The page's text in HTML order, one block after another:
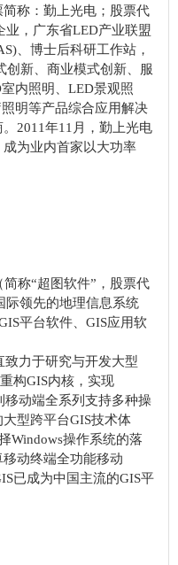
称：勤上光电；股票代
业，广东省LED产业联盟
、博士后科研工作站，
创新、商业模式创新、服
内照明、LED景观照
明等产品综合应用解决
2011年11月，勤上光电
为业内首家以大功率
称“超图软件”，股票代
际领先的地理信息系统
平台软件、GIS应用软
致力于研究与开发大型
构GIS内核，实现
移动端全系列支持多种操
型跨平台GIS技术体
Windows操作系统的落
动终端全功能移动
已成为中国主流的GIS平